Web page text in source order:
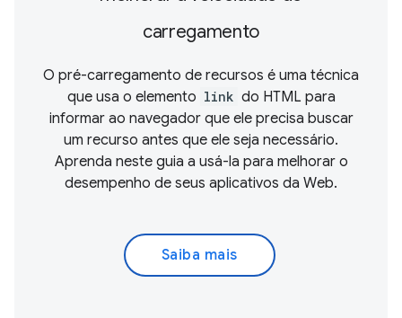
carregamento
O pré-carregamento de recursos é uma técnica
que usa o elemento link do HTML para
informar ao navegador que ele precisa buscar
um recurso antes que ele seja necessário.
Aprenda neste guia a usá-la para melhorar o
desempenho de seus aplicativos da Web.
Saiba mais